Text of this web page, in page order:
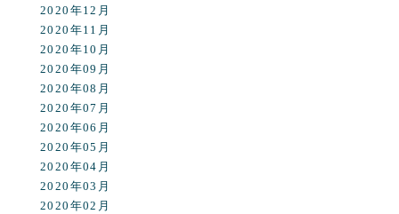
2020年12月
2020年11月
2020年10月
2020年09月
2020年08月
2020年07月
2020年06月
2020年05月
2020年04月
2020年03月
2020年02月